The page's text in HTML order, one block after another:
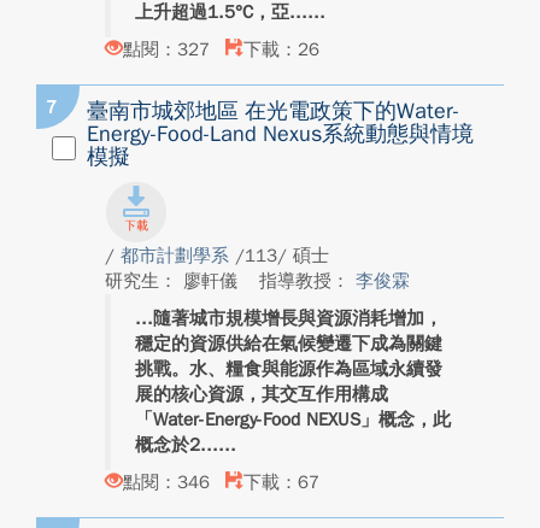
上升超過1.5°C，亞...
點閱：327
下載：26
7
臺南市城郊地區 在光電政策下的Water-
Energy-Food-Land Nexus系統動態與情境
模擬
/ 都市計劃學系 /113/ 碩士
研究生： 廖軒儀
指導教授： 李俊霖
隨著城市規模增長與資源消耗增加，
穩定的資源供給在氣候變遷下成為關鍵
挑戰。水、糧食與能源作為區域永續發
展的核心資源，其交互作用構成
「Water-Energy-Food NEXUS」概念，此
概念於2...
點閱：346
下載：67